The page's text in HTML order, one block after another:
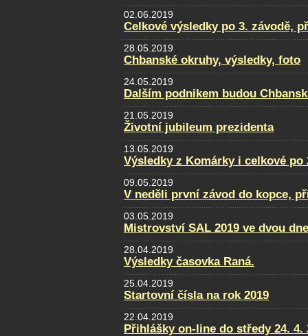
02.06.2019
Celkové výsledky po 3. závodě,
28.05.2019
Chbanské okruhy, výsledky, foto
24.05.2019
Dalším podnikem budou
21.05.2019
Životní jubileum prezidenta
13.05.2019
Výsledky z Komárky i celkové po
09.05.2019
V neděli první závod do kopce,
03.05.2019
Mistrovství SAL 2019 ve dvou
28.04.2019
Výsledky časovka Raná.
25.04.2019
Startovní čísla na rok 2019
22.04.2019
Přihlášky on-line do středy 24. 4.